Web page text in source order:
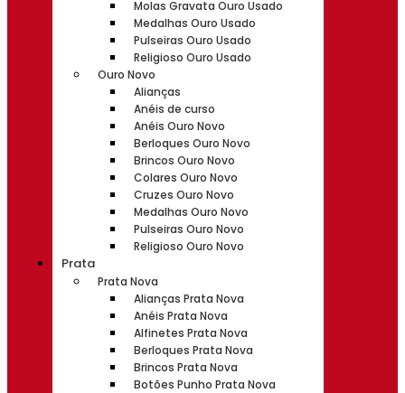
Molas Gravata Ouro Usado
Medalhas Ouro Usado
Pulseiras Ouro Usado
Religioso Ouro Usado
Ouro Novo
Alianças
Anéis de curso
Anéis Ouro Novo
Berloques Ouro Novo
Brincos Ouro Novo
Colares Ouro Novo
Cruzes Ouro Novo
Medalhas Ouro Novo
Pulseiras Ouro Novo
Religioso Ouro Novo
Prata
Prata Nova
Alianças Prata Nova
Anéis Prata Nova
Alfinetes Prata Nova
Berloques Prata Nova
Brincos Prata Nova
Botões Punho Prata Nova